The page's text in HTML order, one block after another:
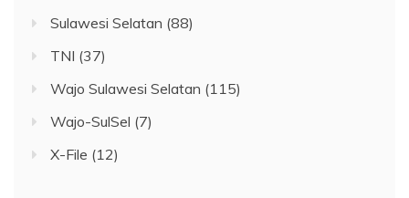
Sulawesi Selatan (88)
TNI (37)
Wajo Sulawesi Selatan (115)
Wajo-SulSel (7)
X-File (12)